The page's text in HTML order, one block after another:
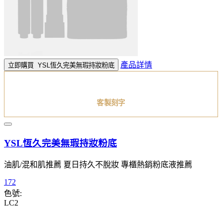
立即購買 YSL恆久完美無瑕持妝粉底 產品詳情
客製刻字
YSL恆久完美無瑕持妝粉底
油肌/混和肌推薦 夏日持久不脫妝 專櫃熱銷粉底液推薦
172
色號:
LC2